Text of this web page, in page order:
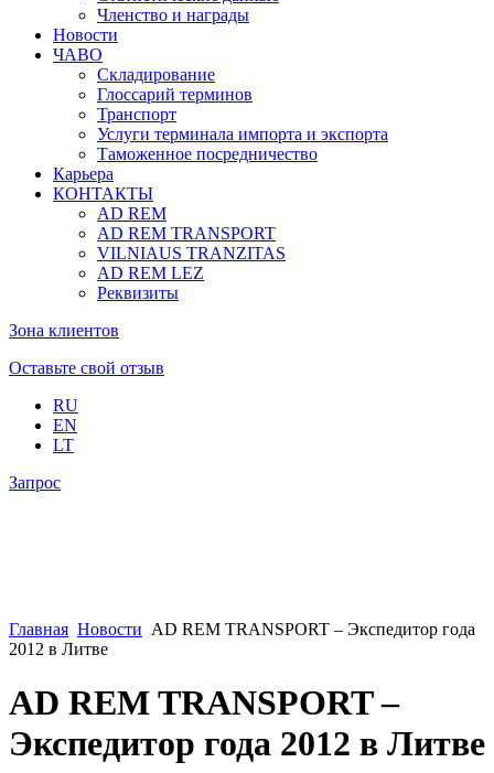
Членство и награды
Новости
ЧАВО
Складирование
Глоссарий терминов
Транспорт
Услуги терминала импорта и экспорта
Таможенное посредничество
Карьера
КОНТАКТЫ
AD REM
AD REM TRANSPORT
VILNIAUS TRANZITAS
AD REM LEZ
Реквизиты
Зона клиентов
Оставьте свой отзыв
RU
EN
LT
Запрос
Главная Новости AD REM TRANSPORT – Экспедитор года
2012 в Литве
AD REM TRANSPORT –
Экспедитор года 2012 в Литве